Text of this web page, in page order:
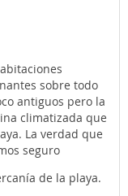
sobre todo
antiguos pero la
climatizada que
La verdad que
seguro
de la playa.